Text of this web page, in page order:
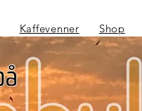
Kaffevenner Shop